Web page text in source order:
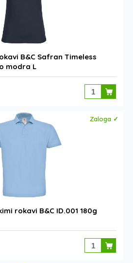
B&C Safran Timeless
modra L
Zaloga ✓
rokavi B&C ID.001 180g